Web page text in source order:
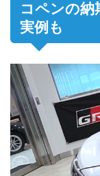
コペンの納
実例も